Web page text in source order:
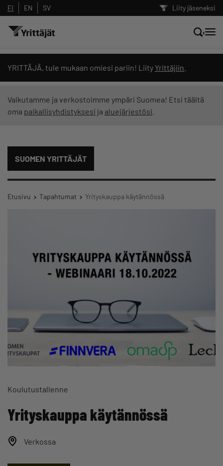
Liity jäseneksi
FI EN SV
YRITTÄJÄ, tule mukaan omiesi pariin! Liity Yrittäjiin
Vaikutamme ja verkostoimme ympäri Suomea! Etsi täältä
oma paikallisyhdistyksesi ja aluejärjestösi
SUOMEN YRITTÄJÄT
Etusivu Tapahtumat Yrityskauppa käytännössä
Koulutustallenne
Yrityskauppa käytännössä
Verkossa
Hae sivustolta tai kysy suoraan
Yrittäjien tekoälyltä
Suodata hakutuloksia: näytä kaikki sisältö